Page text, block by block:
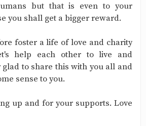
but that is even to your
you shall get a bigger reward.
foster a life of love and charity
help each other to live and
glad to share this with you all and
sense to you.
up and for your supports. Love